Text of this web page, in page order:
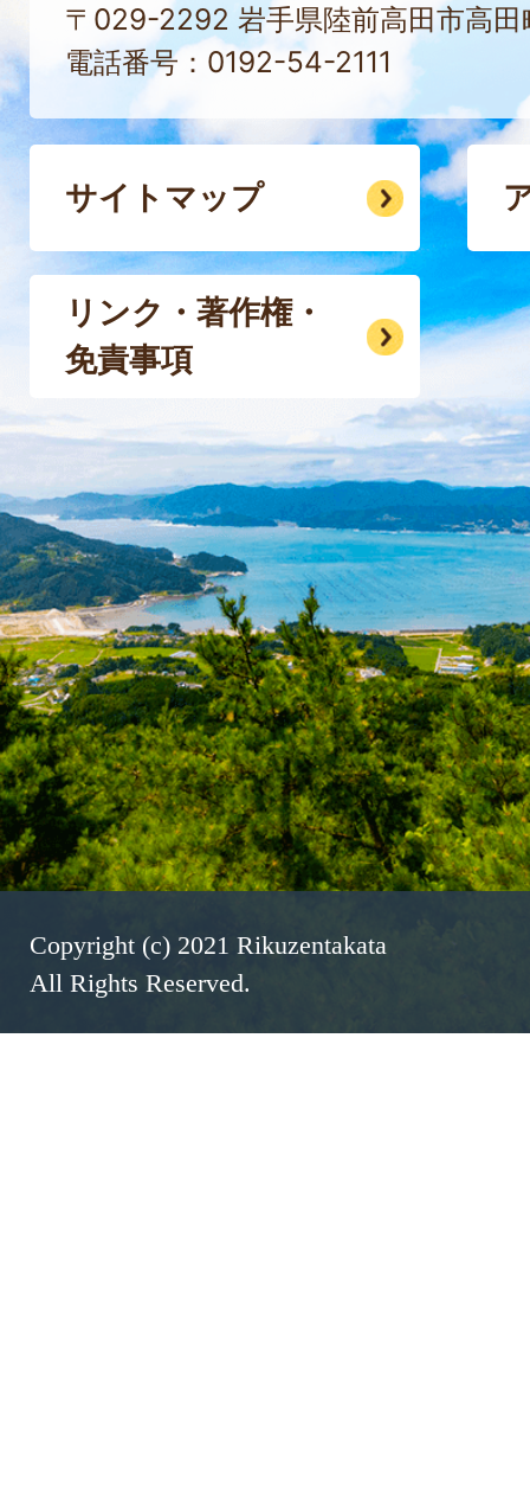
〒029-2292 岩手県陸前高田市高田
電話番号：0192-54-2111
サイトマップ
リンク・著作権・
免責事項
Copyright (c) 2021 Rikuzentakata
All Rights Reserved.